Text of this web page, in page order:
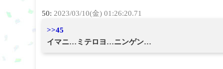
50: 2023/03/10(金) 01:26:20.71
>>45
イマニ…ミテロヨ…ニンゲン…